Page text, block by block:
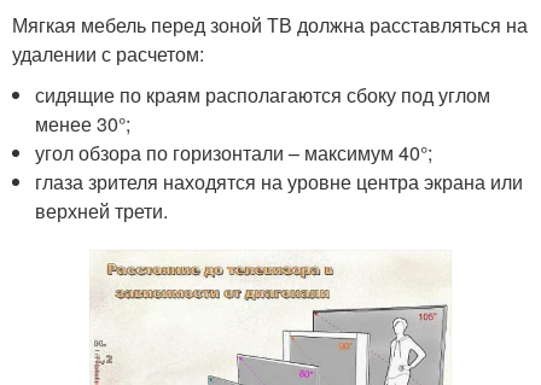
Мягкая мебель перед зоной ТВ должна расставляться на
удалении с расчетом:
сидящие по краям располагаются сбоку под углом
менее 30°;
угол обзора по горизонтали – максимум 40°;
глаза зрителя находятся на уровне центра экрана или
верхней трети.